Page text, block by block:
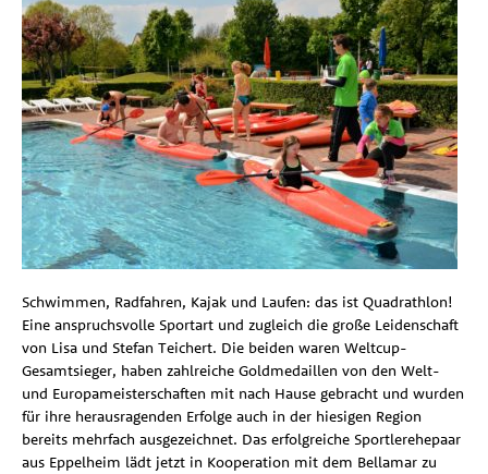
Schwimmen, Radfahren, Kajak und Laufen: das ist Quadrathlon!
Eine anspruchsvolle Sportart und zugleich die große Leidenschaft
von Lisa und Stefan Teichert. Die beiden waren Weltcup-
Gesamtsieger, haben zahlreiche Goldmedaillen von den Welt-
und Europameisterschaften mit nach Hause gebracht und wurden
für ihre herausragenden Erfolge auch in der hiesigen Region
bereits mehrfach ausgezeichnet. Das erfolgreiche Sportlerehepaar
aus Eppelheim lädt jetzt in Kooperation mit dem Bellamar zu